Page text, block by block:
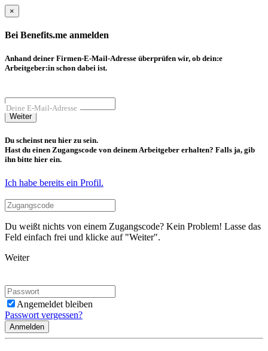
×
Bei Benefits.me anmelden
Anhand deiner Firmen-E-Mail-Adresse überprüfen wir, ob dein:e
Arbeitgeber:in schon dabei ist.
Deine E-Mail-Adresse
Weiter
Du scheinst neu hier zu sein.
Hast du einen Zugangscode von deinem Arbeitgeber erhalten? Falls ja, gib
ihn bitte hier ein.
Ich habe bereits ein Profil.
Du weißt nichts von einem Zugangscode? Kein Problem! Lasse das
Feld einfach frei und klicke auf "Weiter".
Weiter
Angemeldet bleiben
Passwort vergessen?
Anmelden